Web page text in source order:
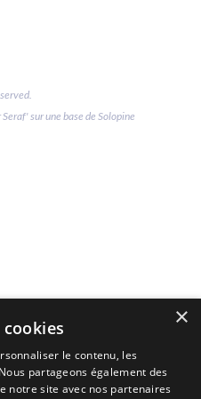
sur une base de Solopine
×
le contenu, les
partageons également des
notre site avec nos partenaires